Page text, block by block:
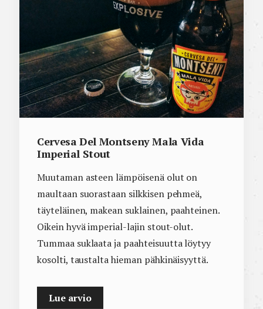
Cervesa Del Montseny Mala Vida
Imperial Stout
Muutaman asteen lämpöisenä olut on
maultaan suorastaan silkkisen pehmeä,
täyteläinen, makean suklainen, paahteinen.
Oikein hyvä imperial-lajin stout-olut.
Tummaa suklaata ja paahteisuutta löytyy
kosolti, taustalta hieman pähkinäisyyttä.
Lue arvio